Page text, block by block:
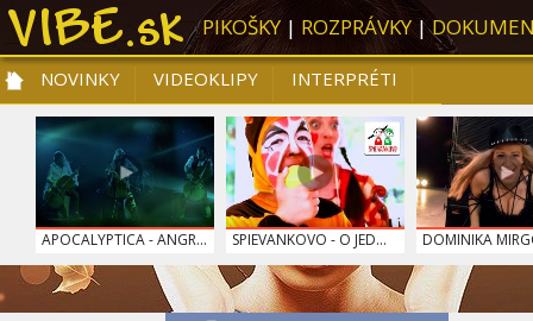
PIKOŠKY| ROZPRÁVKY|
NOVINKY
NOVINKY VIDEOKLIPY
INTERPRÉTI
PRE DETI
SLOVENSKÁ HUDBA TOP 10
APOCALYPTICA - ANGR... SPIEVANKOVO - O JED... DOMINIKA